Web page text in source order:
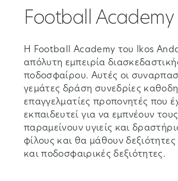
Football Academy
Η Football Academy του Ikos
απόλυτη εμπειρία
ποδοσφαίρου. Αυτές οι
γεμάτες δράση συνεδρίες
επαγγελματίες προπονητές που
εκπαιδευτεί για να εμπνέουν
παραμείνουν υγιείς και
φίλους και θα μάθουν
και ποδοσφαιρικές δεξιότητες.